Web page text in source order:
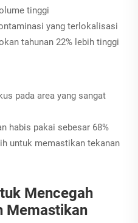
tinggi
yang terlokalisasi
tahunan 22% lebih tinggi
pada area yang sangat
habis pakai sebesar 68%
untuk memastikan tekanan
Mencegah
Memastikan